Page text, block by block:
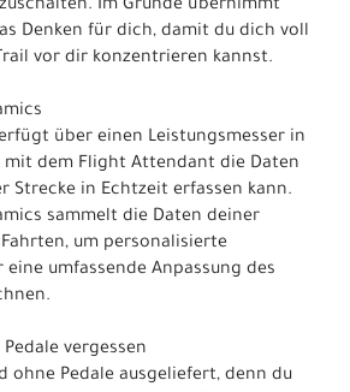
Im Grunde übernimmt
Denken für dich, damit du dich voll
vor dir konzentrieren kannst.
über einen Leistungsmesser in
mit dem Flight Attendant die Daten
Strecke in Echtzeit erfassen kann.
sammelt die Daten deiner
um personalisierte
umfassende Anpassung des
vergessen
ohne Pedale ausgeliefert, denn du